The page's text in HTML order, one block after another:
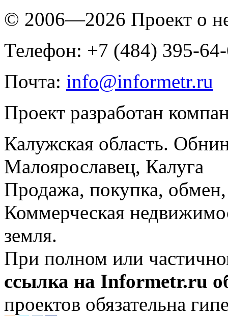
© 2006—2026 Проект о
Телефон: +7 (484) 395-
Почта: info@informetr.ru
Проект разработан
Калужская область.
Малоярославец, Калуга
Продажа, покупка, обмен,
Коммерческая
земля.
При полном или
ссылка на Informetr.ru
проектов обязательна